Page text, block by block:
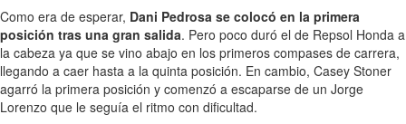
Como era de esperar, Dani Pedrosa se colocó en la primera
posición tras una gran salida. Pero poco duró el de Repsol Honda a
la cabeza ya que se vino abajo en los primeros compases de carrera,
llegando a caer hasta a la quinta posición. En cambio, Casey Stoner
agarró la primera posición y comenzó a escaparse de un Jorge
Lorenzo que le seguía el ritmo con dificultad.